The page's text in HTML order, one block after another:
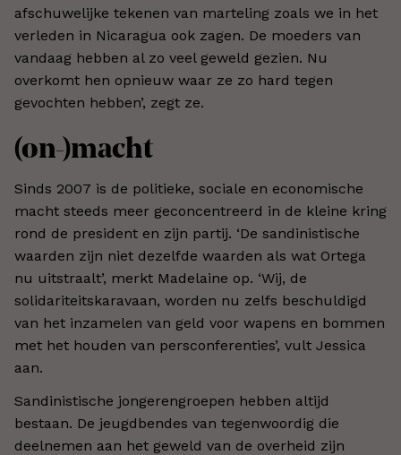
afschuwelijke tekenen van marteling zoals we in het
verleden in Nicaragua ook zagen. De moeders van
vandaag hebben al zo veel geweld gezien. Nu
overkomt hen opnieuw waar ze zo hard tegen
gevochten hebben’, zegt ze.
(on-)macht
Sinds 2007 is de politieke, sociale en economische
macht steeds meer geconcentreerd in de kleine kring
rond de president en zijn partij. ‘De sandinistische
waarden zijn niet dezelfde waarden als wat Ortega
nu uitstraalt’, merkt Madelaine op. ‘Wij, de
solidariteitskaravaan, worden nu zelfs beschuldigd
van het inzamelen van geld voor wapens en bommen
met het houden van persconferenties’, vult Jessica
aan.
Sandinistische jongerengroepen hebben altijd
bestaan. De jeugdbendes van tegenwoordig die
deelnemen aan het geweld van de overheid zijn